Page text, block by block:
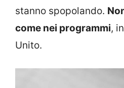
stanno spopolando.
come nei programmi,
Unito.